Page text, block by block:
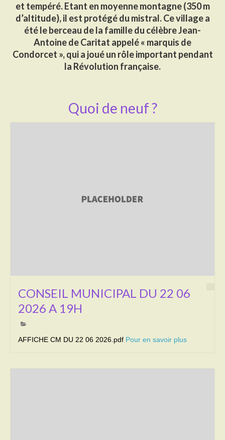
Poésie
Contact
Heures d’ouverture
Démarches administratives
LE BRULAGE DES VEGETAUX
et tempéré. Etant en moyenne montagne (350 m
d’altitude), il est protégé du mistral. Ce village a
été le berceau de la famille du célèbre Jean-
Antoine de Caritat appelé « marquis de
Condorcet », qui a joué un rôle important pendant
la Révolution française.
Quoi de neuf ?
CONSEIL MUNICIPAL DU 22 06
2026 A 19H
AFFICHE CM DU 22 06 2026.pdf Pour en savoir plus